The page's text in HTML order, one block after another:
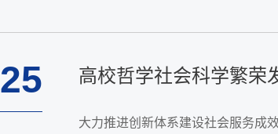
25 高校哲学社会科学繁荣
大力推进创新体系建设社会服务成